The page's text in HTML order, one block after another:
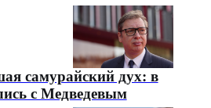
самурайский дух: в
с Медведевым